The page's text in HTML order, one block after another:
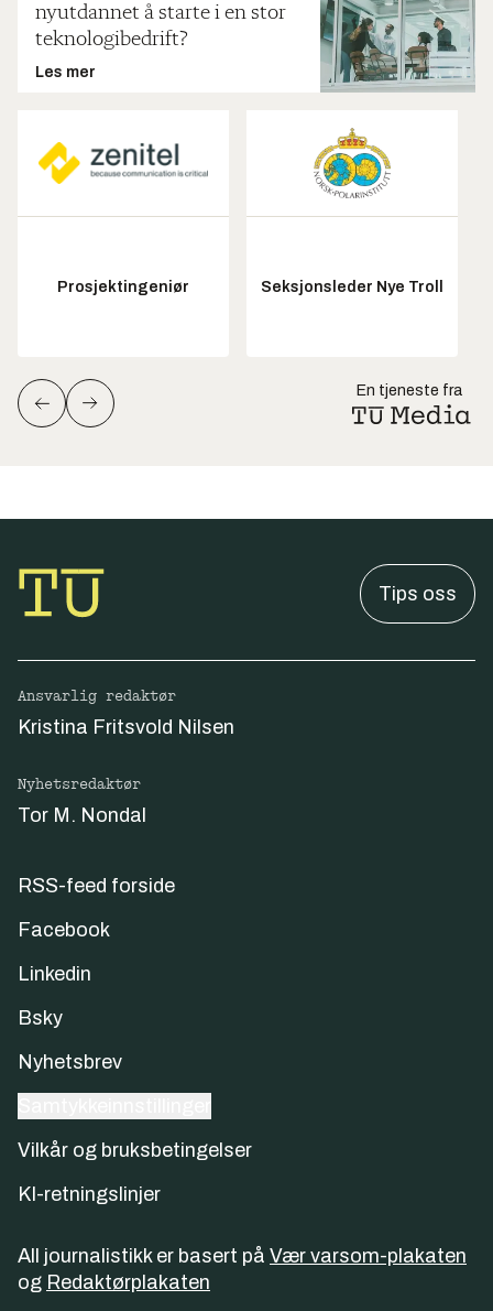
nyutdannet å starte i en stor
teknologibedrift?
Les mer
Prosjektingeniør Seksjonsleder Nye Troll
En tjeneste fra
Tips oss
Ansvarlig redaktør
Kristina Fritsvold Nilsen
Nyhetsredaktør
Tor M. Nondal
RSS-feed forside
Facebook
Linkedin
Bsky
Nyhetsbrev
Vilkår og bruksbetingelser
KI-retningslinjer
All journalistikk er basert på Vær varsom-plakaten
og Redaktørplakaten